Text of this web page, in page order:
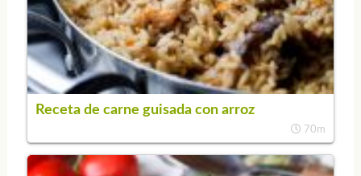
Receta de carne guisada con arroz
70m